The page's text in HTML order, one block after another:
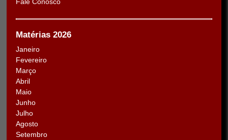
Matérias 2026
Janeiro
Fevereiro
Março
Abril
Maio
Junho
Julho
Agosto
Setembro